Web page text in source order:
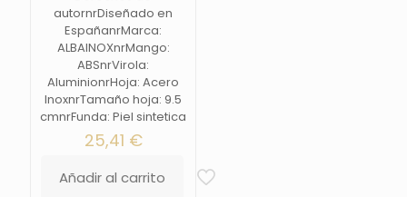
autornrDiseñado en
EspañanrMarca:
ALBAINOXnrMango:
ABSnrVirola:
AluminionrHoja: Acero
InoxnrTamaño hoja: 9.5
cmnrFunda: Piel sintetica
25,41 €
Añadir al carrito